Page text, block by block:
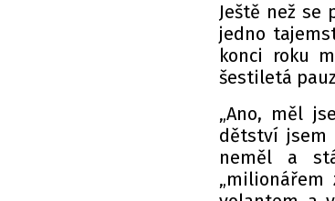
Ještě než
jedno
konci roku
šestiletá
„Ano, měl
dětství jsem
neměl a